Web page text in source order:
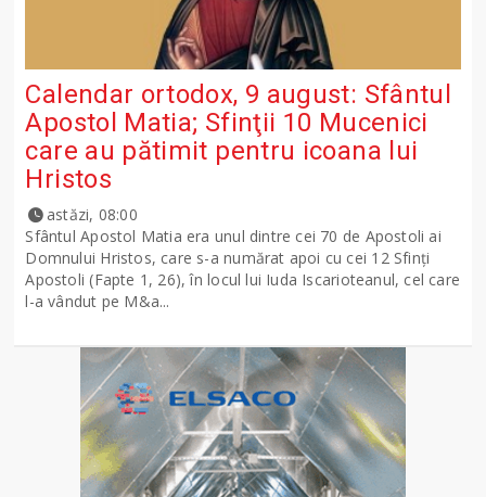
Calendar ortodox, 9 august: Sfântul
Apostol Matia; Sfinţii 10 Mucenici
care au pătimit pentru icoana lui
Hristos
astăzi, 08:00
Sfântul Apostol Matia era unul dintre cei 70 de Apostoli ai
Domnului Hristos, care s-a numărat apoi cu cei 12 Sfinţi
Apostoli (Fapte 1, 26), în locul lui Iuda Iscarioteanul, cel care
l-a vândut pe M&a...